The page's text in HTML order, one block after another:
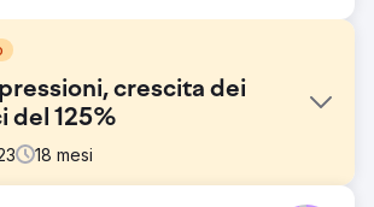
crescita dei
del 125%
18 mesi